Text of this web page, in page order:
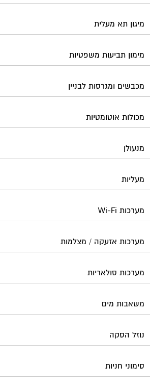
מיגון תא מעלית
מימון תביעות משפטיות
מכבשים ומגרסות לבניין
מכולות אוטומטיות
מנעולן
מעליות
מערכות Wi-Fi
מערכות אזעקה / מצלמות
מערכות סולאריות
משאבות מים
נוזל הסקה
סימוני חניות